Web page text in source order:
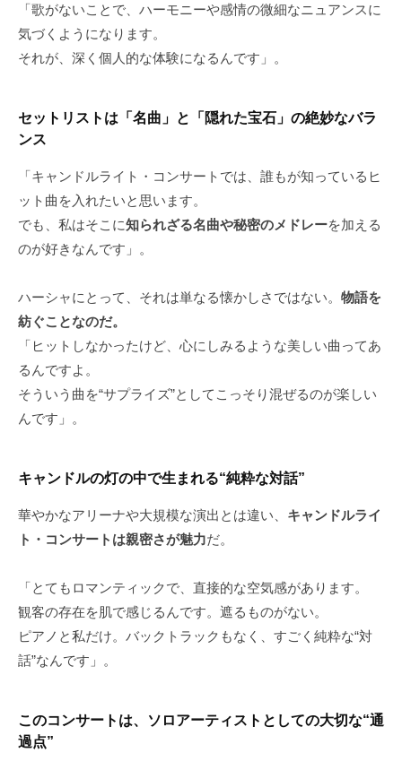
「歌がないことで、ハーモニーや感情の微細なニュアンスに
気づくようになります。
それが、深く個人的な体験になるんです」。
セットリストは「名曲」と「隠れた宝石」の絶妙なバラ
ンス
「キャンドルライト・コンサートでは、誰もが知っているヒ
ット曲を入れたいと思います。
でも、私はそこに知られざる名曲や秘密のメドレーを加える
のが好きなんです」。
ハーシャにとって、それは単なる懐かしさではない。 物語を
紡ぐことなのだ。
「ヒットしなかったけど、心にしみるような美しい曲ってあ
るんですよ。
そういう曲を“サプライズ”としてこっそり混ぜるのが楽しい
んです」。
キャンドルの灯の中で生まれる“純粋な対話”
華やかなアリーナや大規模な演出とは違い、 キャンドルライ
ト・コンサートは親密さが魅力だ。
「とてもロマンティックで、直接的な空気感があります。
観客の存在を肌で感じるんです。遮るものがない。
ピアノと私だけ。バックトラックもなく、すごく純粋な“対
話”なんです」。
このコンサートは、ソロアーティストとしての大切な“通
過点”